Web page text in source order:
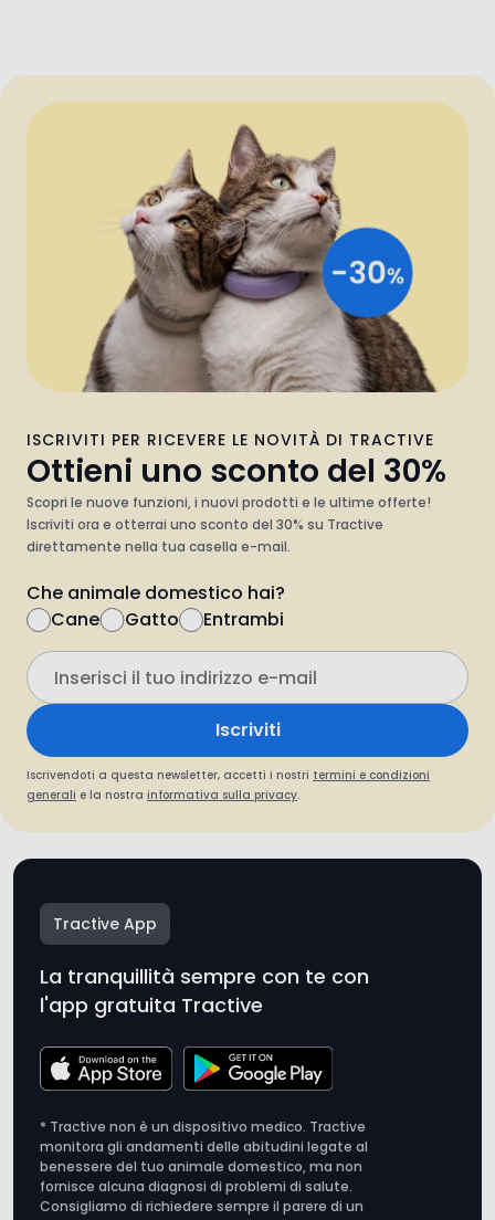
ISCRIVITI PER RICEVERE LE NOVITÀ DI TRACTIVE
Ottieni uno sconto del 30%
Scopri le nuove funzioni, i nuovi prodotti e le ultime offerte!
direttamente nella tua casella e-mail.
Che animale domestico hai?
Cane
Gatto Entrambi
Iscriviti
Iscrivendoti a questa newsletter, accetti i nostritermini e condizioni
generalie la nostra informativa sulla privacy.
La tranquillità sempre con te con
l'app gratuita Tractive
* Tractive non è un dispositivo medico. Tractive
benessere del tuo animale domestico, ma non
fornisce alcuna diagnosi di problemi di salute.
veterinario.
Assistenza clienti